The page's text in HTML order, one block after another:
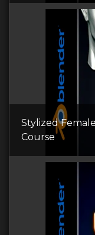
Stylized
Course